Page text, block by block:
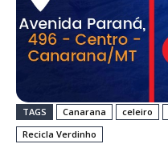
TAGS Canarana celeiro
Recicla Verdinho